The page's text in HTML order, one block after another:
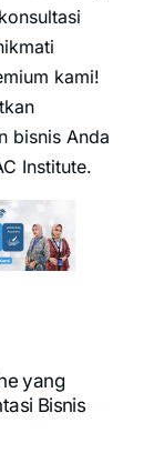
kami!
bisnis Anda
Institute.
yang
Bisnis